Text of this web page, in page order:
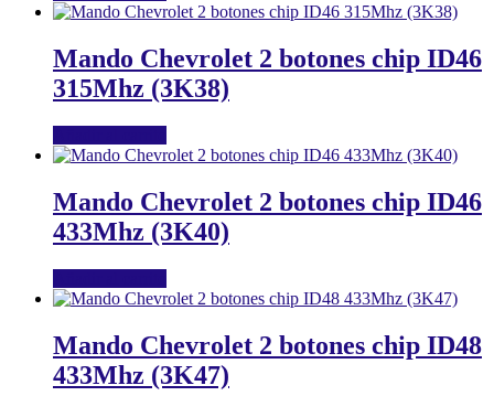
Mando Chevrolet 2 botones chip ID46
315Mhz (3K38)
Mando Chevrolet 2 botones chip ID46
433Mhz (3K40)
Mando Chevrolet 2 botones chip ID48
433Mhz (3K47)